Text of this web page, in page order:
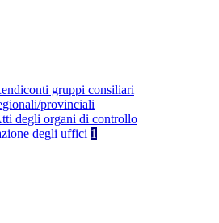
gruppi consiliari
provinciali
degli organi di controllo
degli uffici 1